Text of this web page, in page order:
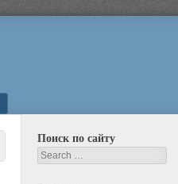
Поиск по сайту
Search